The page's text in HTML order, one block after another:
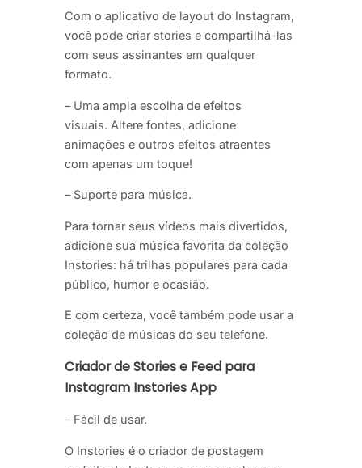
Com o aplicativo de layout do Instagram,
você pode criar stories e compartilhá-las
com seus assinantes em qualquer
formato.
– Uma ampla escolha de efeitos
visuais. Altere fontes, adicione
animações e outros efeitos atraentes
com apenas um toque!
– Suporte para música.
Para tornar seus vídeos mais divertidos,
adicione sua música favorita da coleção
Instories: há trilhas populares para cada
público, humor e ocasião.
E com certeza, você também pode usar a
coleção de músicas do seu telefone.
Criador de Stories e Feed para
Instagram Instories App
– Fácil de usar.
O Instories é o criador de postagem